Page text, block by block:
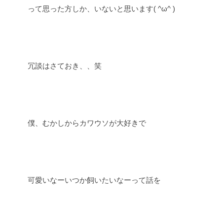
って思った方しか、いないと思います( ^ω^ )
冗談はさておき、、笑
僕、むかしからカワウソが大好きで
可愛いなーいつか飼いたいなーって話を